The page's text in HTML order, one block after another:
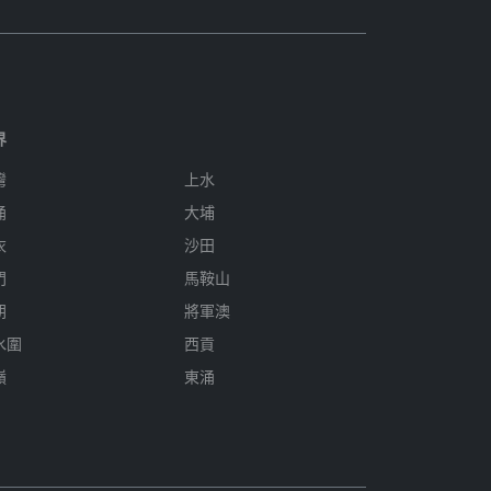
圍
上水
大埔
沙田
馬鞍山
將軍澳
西貢
東涌